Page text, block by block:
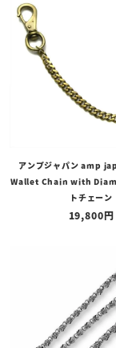
アンプジャパン amp
Wallet Chain with
トチェーン
19,800